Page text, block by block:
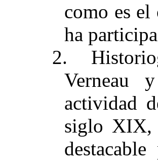
como es
ha
2.
Verneau
actividad
siglo XIX,